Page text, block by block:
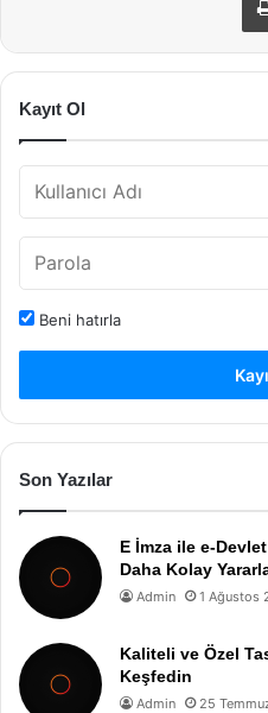
Kayıt Ol
Beni hatırla
Son Yazılar
E İmza ile e-
Daha Kolay
Admin 1 Ağustos
Kaliteli ve Özel
Keşfedin
Admin 25